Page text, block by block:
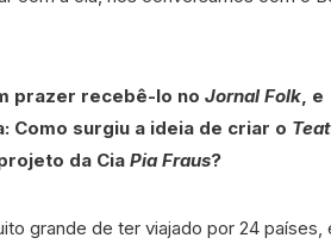
prazer recebê-lo no Jornal Folk, e
Como surgiu a ideia de criar o
da Cia Pia Fraus?
grande de ter viajado por 24 países,